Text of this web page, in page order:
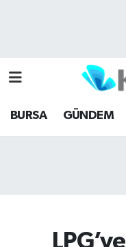
BURSA GÜNDEM
Bursa Hava
Bursa Namaz